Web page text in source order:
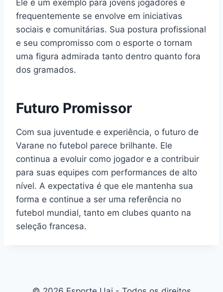
Ele é um exemplo para jovens jogadores e
frequentemente se envolve em iniciativas
sociais e comunitárias. Sua postura profissional
e seu compromisso com o esporte o tornam
uma figura admirada tanto dentro quanto fora
dos gramados.
Futuro Promissor
Com sua juventude e experiência, o futuro de
Varane no futebol parece brilhante. Ele
continua a evoluir como jogador e a contribuir
para suas equipes com performances de alto
nível. A expectativa é que ele mantenha sua
forma e continue a ser uma referência no
futebol mundial, tanto em clubes quanto na
seleção francesa.